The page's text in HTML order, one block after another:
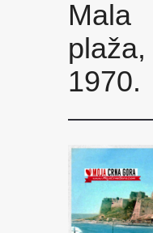
Mala
plaža,
1970.